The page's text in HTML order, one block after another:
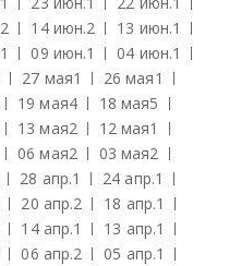
2 14 июн.2 13 июн.1
1 09 июн.1 04 июн.1
27 мая1 26 мая1
19 мая4 18 мая5
13 мая2 12 мая1
06 мая2 03 мая2
28 апр.1 24 апр.1
20 апр.2 18 апр.1
14 апр.1 13 апр.1
06 апр.2 05 апр.1